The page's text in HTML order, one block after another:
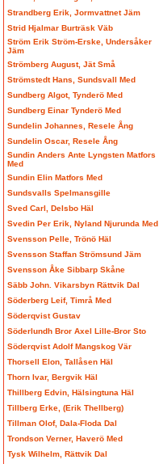
Strandberg Erik, Jormvattnet Jäm
Strid Hjalmar Burträsk Väb
Ström Erik Ström-Erske, Undersåker
Jäm
Strömberg August, Jät Små
Strömstedt Hans, Sundsvall Med
Sundberg Algot, Tynderö Med
Sundberg Einar Tynderö Med
Sundelin Johannes, Resele Ång
Sundelin Oscar, Resele Ång
Sundin Anders Ante Lyngsten Matfors
Med
Sundin Elin Matfors Med
Sundsvalls Spelmansgille
Sved Carl, Delsbo Häl
Svedin Per Erik, Nyland Njurunda Med
Svensson Pelle, Trönö Häl
Svensson Staffan Strömsund Jäm
Svensson Åke Sibbarp Skåne
Säbb John. Vikarsbyn Rättvik Dal
Söderberg Leif, Timrå Med
Söderqvist Gustav
Söderlundh Bror Axel Lille-Bror Sto
Söderqvist Adolf Mangskog Vär
Thorsell Elon, Tallåsen Häl
Thorn Ivar, Bergvik Häl
Thillberg Edvin, Hälsingtuna Häl
Tillberg Erke, (Erik Thellberg)
Tillman Olof, Dala-Floda Dal
Trondson Verner, Haverö Med
Tysk Wilhelm, Rättvik Dal